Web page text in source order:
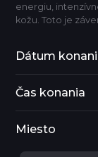
energiu,
kožu. Toto je
Dátum
Čas konania
Miesto